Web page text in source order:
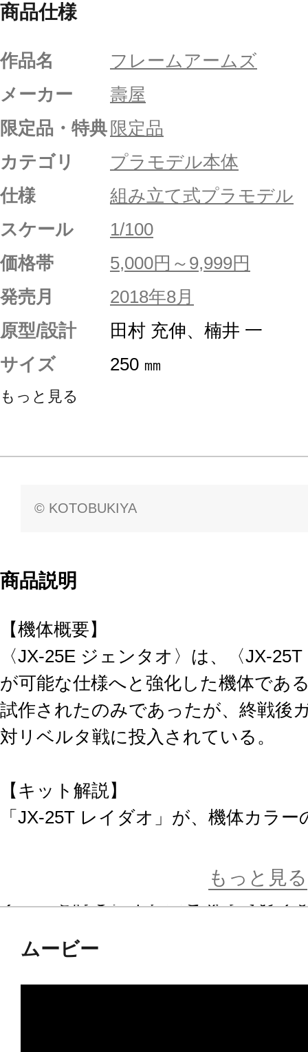
商品仕様
作品名
フレームアームズ
メーカー
壽屋
限定品・特典 限定品
カテゴリ
プラモデル本体
仕様
組み立て式プラモデル
スケール
1/100
価格帯
5,000円～9,999円
発売月
2018年8月
原型/設計
田村 充伸、楠井 一
サイズ
250 ㎜
もっと見る
© KOTOBUKIYA
商品説明
【機体概要】
〈JX-25E ジェンタオ〉は、〈JX-
が可能な仕様へと強化した機体であ
試作されたのみであったが、終戦後
対リベルタ戦に投入されている。
【キット解説】
「JX-25T レイダオ」が、機体カラ
稲葉コウ氏が追加ユニットをデザイ
■本体カラーを新規色に変更し、機
もっと見る
ムービー